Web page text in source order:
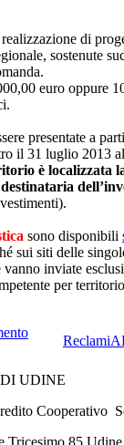
di
sostenute
euro oppure
presentate a
il 31 luglio 2013
è localizzata
sono disponibili
sui siti delle
inviate
per
Reclami
Cooperativo
Tricesimo 85